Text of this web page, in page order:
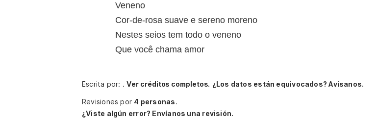
Veneno
Cor-de-rosa suave e sereno moreno
Nestes seios tem todo o veneno
Que você chama amor
Escrita por: .Ver créditos completos. ¿Los datos están equivocados? Avísanos.
Revisiones por 4 personas.
¿Viste algún error? Envíanos una revisión.